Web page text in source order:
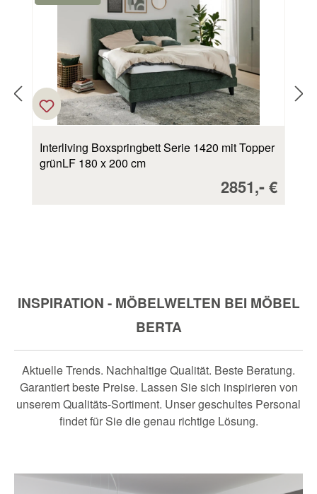
Interliving Boxspringbett Serie 1420 mit Topper
natur LF 180 x 200 cm
2199,-€
INSPIRATION - MÖBELWELTEN BEI MÖBEL
BERTA
Aktuelle Trends. Nachhaltige Qualität. Beste Beratung.
Garantiert beste Preise. Lassen Sie sich inspirieren von
unserem Qualitäts-Sortiment. Unser geschultes Personal
findet für Sie die genau richtige Lösung.